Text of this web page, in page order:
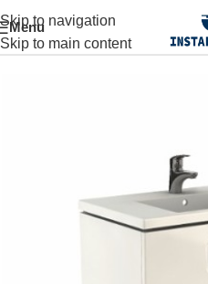
Skip to navigation
Skip to main content
Menu
Prima pagină MOBILIER BAIE